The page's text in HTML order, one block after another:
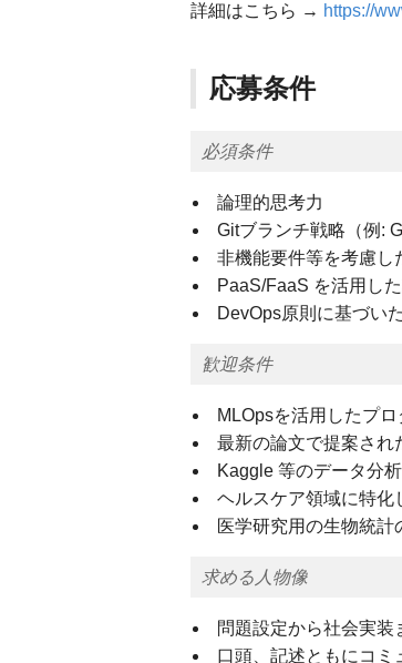
詳細はこちら → https://
応募条件
必須条件
論理的思考力
Gitブランチ戦略（例:
非機能要件等を考慮し
PaaS/FaaS を活用し
DevOps原則に基づい
歓迎条件
MLOpsを活用したプ
最新の論文で提案され
Kaggle 等のデータ分
ヘルスケア領域に特化
医学研究用の生物統
求める人物像
問題設定から社会実
口頭、記述ともにコミ